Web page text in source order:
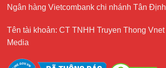
Ngân hàng Vietcombank chi nhánh Tân Định
Tên tài khoản: CT TNHH Truyen Thong Vnet
Media